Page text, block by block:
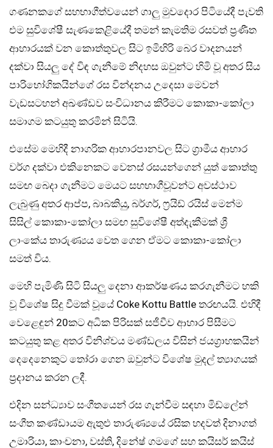
ගණනකගේ සහභාගීත්වයෙන් ගාලු මුවදොර පිටියේදී පැවති
එම සුවිශේෂී සැණකෙළියේදී තමන් කැමතිම රසවත් ප්‍රණීත
ආහාරයක් වන කොත්තුවල සිට ඉමිහිරි බෙර වාදනයන්
දක්වා සියලු දේ විඳ ගැනීමේ නිදහස ඔවුන්ට හිමි වූ අතර සිය
පාරිභෝගිකයින්ගේ රස වින්දනය උදෙසා මෙවන්
වැඩසටහන් අඛණ්ඩව සංවිධානය කිරීමට කොකා-කෝලා
සමාගම කටයුතු කරමින් සිටියි.
එසේම මෙහිදී නාගරික ආහාරපානවල සිට ග්‍රාමීය ආහාර
වර්ග දක්වා එකිනෙකට වෙනස් රසයන්ගෙන් යුත් කොත්තු
සමඟ බෙදා ගැනීමට මෙයට සහභාගීවූවන්ට අවස්ථාව
ලැබුණු අතර ආප්ප, බාබකියු, බර්ගර්, ෆ්‍රයිඩ් රයිස් මෙන්ම
සිසිල් කොකා-කෝලා සමඟ සුවිශේෂී අත්දැකීමක් ශ්‍රී
ලාංකේය තාරුණ්‍යය වෙත ගෙන ඒමට කොකා-කෝලා
සමත් විය.
මෙහි පැමිණි සිටි සියලු දෙනා ආකර්ෂණය කරගැනීමට හකි
වූ විශේෂ සිදු වීමක් වූයේ Coke Kottu Battle තරඟයයි. එහිදී
වෙළෙඳුන් 20කට අධික පිරිසක් සජීවීව ආහාර පිසීමට
කටයුතු කළ අතර විනිශ්චය මණ්ඩලය විසින් ජයග්‍රාහකයින්
දෙදෙනෙකුට තෝරා ගෙන ඔවුන්ට විශේෂ මුදල් ත්‍යාගයක්
ප්‍රදානය කරන ලදී.
එදින සන්ධ්‍යාව සංගීතයෙන් රස ගැන්වීම සඳහා මිඩ්ලේන්
සංගීත කණ්ඩායම ඇතුළු තාරුණ්‍යයේ රසික හදවත් දිනාගත්
උමාරියා, කාංචනා, වස්ති, දිනේෂ් ගමගේ සහ කයිසර් කයිස්